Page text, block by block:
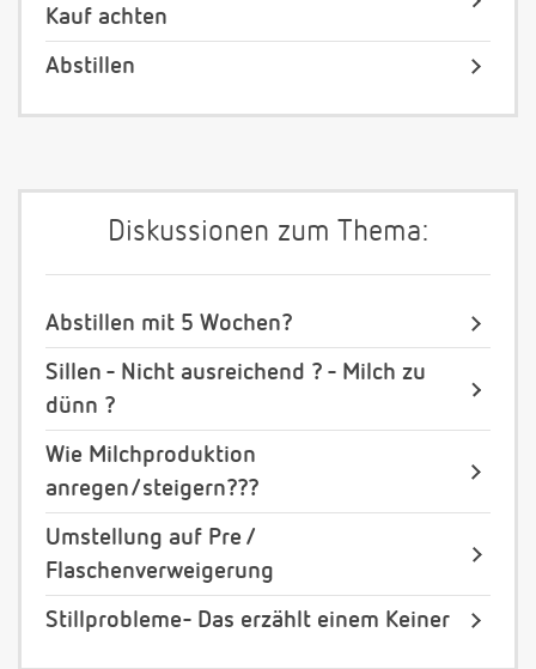
Kauf achten
Abstillen
Diskussionen zum Thema:
Abstillen mit 5 Wochen?
Sillen - Nicht ausreichend ? - Milch zu
dünn ?
Wie Milchproduktion
anregen/steigern???
Umstellung auf Pre /
Flaschenverweigerung
Stillprobleme- Das erzählt einem Keiner